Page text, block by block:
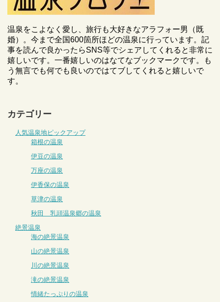
温泉をこよなく愛し、旅行も大好きなアラフォー男（既
婚）。今まで全国600箇所ほどの温泉に行っています。記
事を読んで良かったらSNS等でシェアしてくれると非常に
嬉しいです。一番嬉しいのはなてなブックマークです。も
う無言でも何でも良いのではてブしてくれると嬉しいで
す。
カテゴリー
人気温泉地ピックアップ
箱根の温泉
伊豆の温泉
万座の温泉
伊香保の温泉
草津の温泉
秋田 乳頭温泉郷の温泉
絶景温泉
海の絶景温泉
山の絶景温泉
川の絶景温泉
滝の絶景温泉
情緒たっぷりの温泉